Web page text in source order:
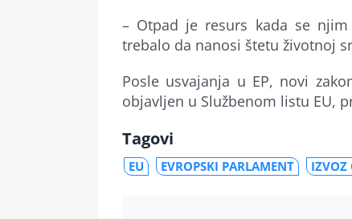
– Otpad je resurs kada se
trebalo da nanosi štetu životnoj
Posle usvajanja u EP, novi
objavljen u Službenom listu EU,
Tagovi
EU EVROPSKI PARLAMENT IZVOZ